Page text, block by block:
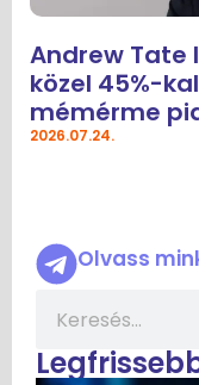
Andrew
közel 45%-
mémérme
2026.07.24.
Olvass